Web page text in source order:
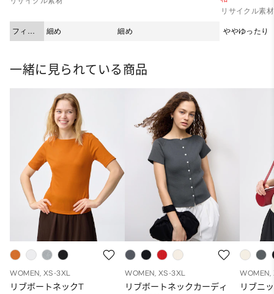
フィッ
ト
細め 細め
リサイクル素材
ややゆったり
一緒に見られている商品
WOMEN, XS-3XL
リブボートネックT
WOMEN, XS-3XL
リブボートネックカーディ
WOMEN,
リブニ